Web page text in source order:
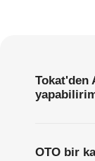
Tokat'den
OTO bir